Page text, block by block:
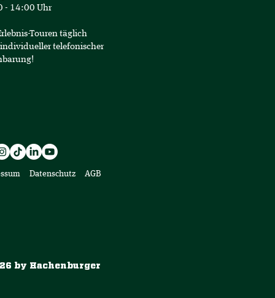
- 14:00 Uhr
Touren täglich
telefonischer
Datenschutz AGB
by Hachenburger